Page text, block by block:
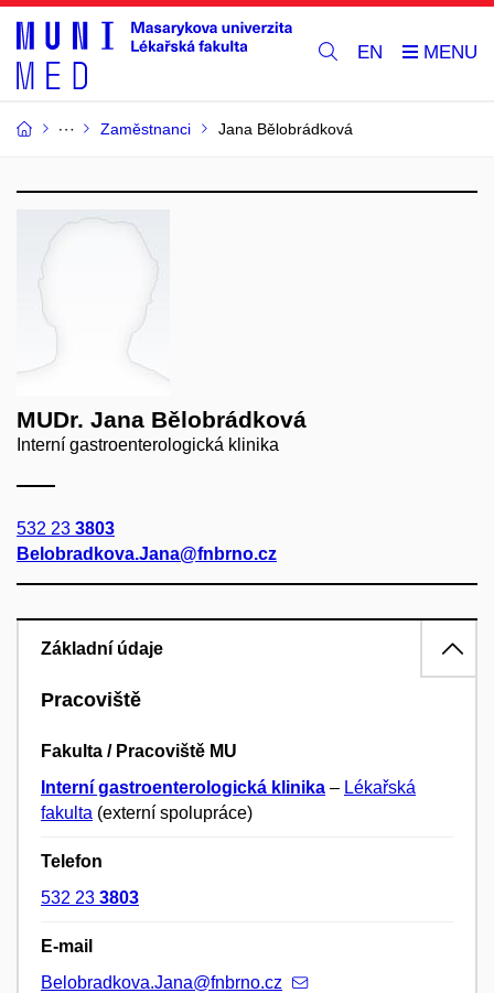
EN
Zaměstnanci Jana Bělobrádková
MUDr. Jana Bělobrádková
Interní gastroenterologická klinika
532 23 3803
Belobradkova.Jana@fnbrno.cz
Základní údaje
Pracoviště
Fakulta / Pracoviště MU
Interní gastroenterologická klinika – Lékařská
fakulta (externí spolupráce)
Telefon
532 23 3803
E-mail
Belobradkova.Jana@fnbrno.cz